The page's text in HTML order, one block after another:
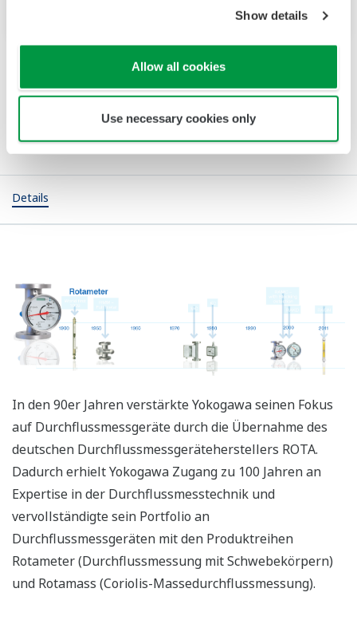
Show details
Allow all cookies
Use necessary cookies only
Details
Details
In den 90er Jahren verstärkte Yokogawa seinen Fokus
auf Durchflussmessgeräte durch die Übernahme des
deutschen Durchflussmessgeräteherstellers ROTA.
Dadurch erhielt Yokogawa Zugang zu 100 Jahren an
Expertise in der Durchflussmesstechnik und
vervollständigte sein Portfolio an
Durchflussmessgeräten mit den Produktreihen
Rotameter (Durchflussmessung mit Schwebekörpern)
und Rotamass (Coriolis-Massedurchflussmessung).